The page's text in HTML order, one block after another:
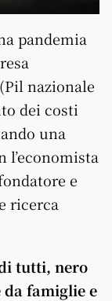
pandemia
nazionale
dei costi
una
l’economista
e
ricerca
tutti, nero
famiglie e